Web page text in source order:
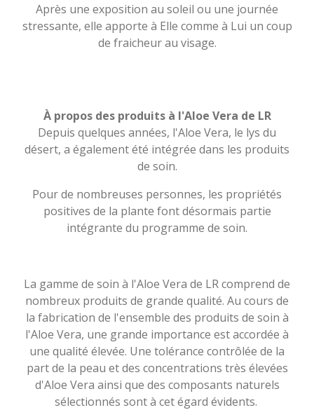
Après une exposition au soleil ou une journée
stressante, elle apporte à Elle comme à Lui un coup
de fraicheur au visage.
À propos des produits à l'Aloe Vera de LR
Depuis quelques années, l'Aloe Vera, le lys du
désert, a également été intégrée dans les produits
de soin.
Pour de nombreuses personnes, les propriétés
positives de la plante font désormais partie
intégrante du programme de soin.
La gamme de soin à l'Aloe Vera de LR comprend de
nombreux produits de grande qualité. Au cours de
la fabrication de l'ensemble des produits de soin à
l'Aloe Vera, une grande importance est accordée à
une qualité élevée. Une tolérance contrôlée de la
part de la peau et des concentrations très élevées
d'Aloe Vera ainsi que des composants naturels
sélectionnés sont à cet égard évidents.